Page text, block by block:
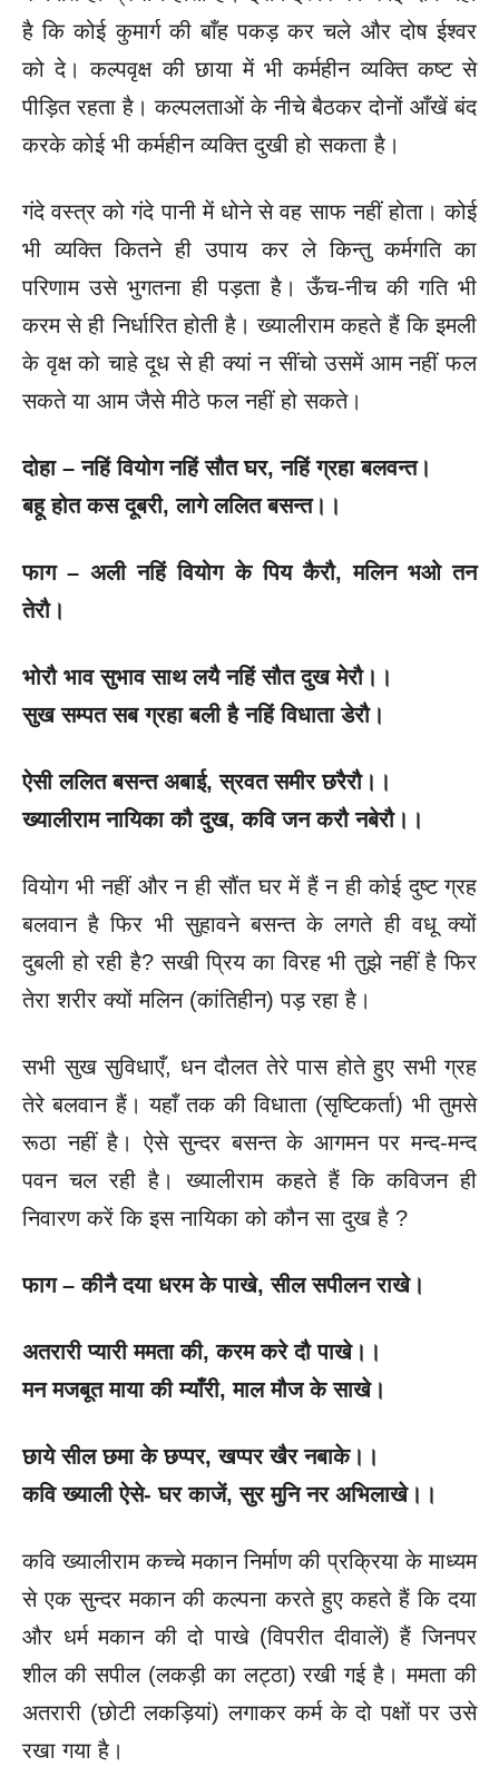
है कि कोई कुमार्ग की बाँह पकड़ कर चले और दोष ईश्वर
को दे। कल्पवृक्ष की छाया में भी कर्महीन व्यक्ति कष्ट से
पीड़ित रहता है। कल्पलताओं के नीचे बैठकर दोनों आँखें बंद
करके कोई भी कर्महीन व्यक्ति दुखी हो सकता है।
गंदे वस्त्र को गंदे पानी में धोने से वह साफ नहीं होता। कोई
भी व्यक्ति कितने ही उपाय कर ले किन्तु कर्मगति का
परिणाम उसे भुगतना ही पड़ता है। ऊँच-नीच की गति भी
करम से ही निर्धारित होती है। ख्यालीराम कहते हैं कि इमली
के वृक्ष को चाहे दूध से ही क्यां न सींचो उसमें आम नहीं फल
सकते या आम जैसे मीठे फल नहीं हो सकते।
दोहा – नहिं वियोग नहिं सौत घर, नहिं ग्रहा बलवन्त।
बहू होत कस दूबरी, लागे ललित बसन्त।।
फाग – अली नहिं वियोग के पिय कैरौ, मलिन भओ तन
तेरौ।
भोरौ भाव सुभाव साथ लयै नहिं सौत दुख मेरौ।।
सुख सम्पत सब ग्रहा बली है नहिं विधाता डेरौ।
ऐसी ललित बसन्त अबाई, स्रवत समीर छरैरौ।।
ख्यालीराम नायिका कौ दुख, कवि जन करौ नबेरौ।।
वियोग भी नहीं और न ही सौंत घर में हैं न ही कोई दुष्ट ग्रह
बलवान है फिर भी सुहावने बसन्त के लगते ही वधू क्यों
दुबली हो रही है? सखी प्रिय का विरह भी तुझे नहीं है फिर
तेरा शरीर क्यों मलिन (कांतिहीन) पड़ रहा है।
सभी सुख सुविधाएँ, धन दौलत तेरे पास होते हुए सभी ग्रह
तेरे बलवान हैं। यहाँ तक की विधाता (सृष्टिकर्ता) भी तुमसे
रूठा नहीं है। ऐसे सुन्दर बसन्त के आगमन पर मन्द-मन्द
पवन चल रही है। ख्यालीराम कहते हैं कि कविजन ही
निवारण करें कि इस नायिका को कौन सा दुख है ?
फाग – कीनै दया धरम के पाखे, सील सपीलन राखे।
अतरारी प्यारी ममता की, करम करे दौ पाखे।।
मन मजबूत माया की म्याँरी, माल मौज के साखे।
छाये सील छमा के छप्पर, खप्पर खैर नबाके।।
कवि ख्याली ऐसे- घर काजें, सुर मुनि नर अभिलाखे।।
कवि ख्यालीराम कच्चे मकान निर्माण की प्रक्रिया के माध्यम
से एक सुन्दर मकान की कल्पना करते हुए कहते हैं कि दया
और धर्म मकान की दो पाखे (विपरीत दीवालें) हैं जिनपर
शील की सपील (लकड़ी का लट्ठा) रखी गई है। ममता की
अतरारी (छोटी लकड़ियां) लगाकर कर्म के दो पक्षों पर उसे
रखा गया है।